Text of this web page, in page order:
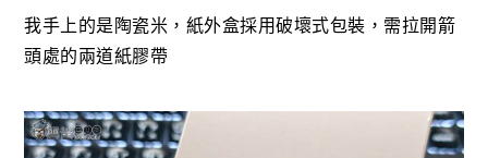
我手上的是陶瓷米，紙外盒採用破壞式包裝，需拉開箭
頭處的兩道紙膠帶